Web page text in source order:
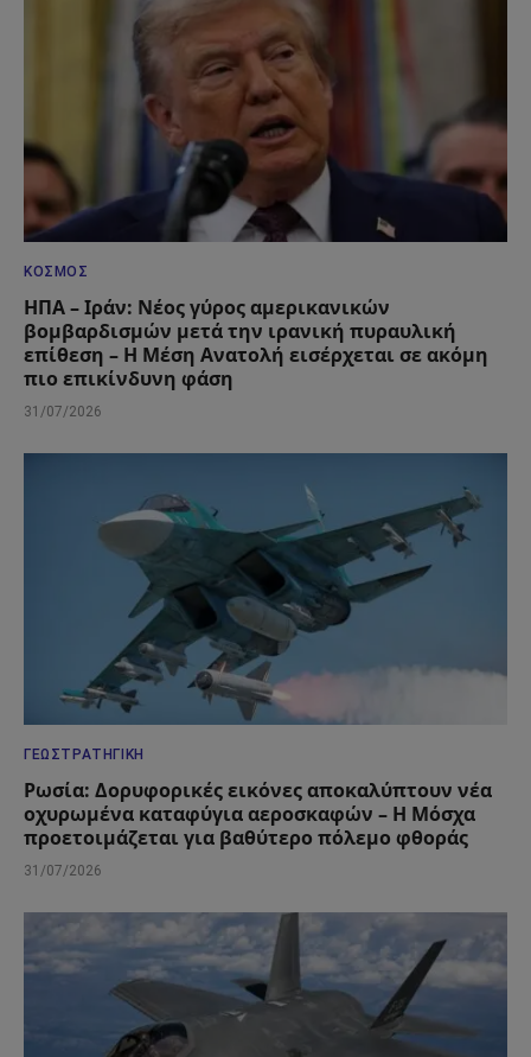
ΚΌΣΜΟΣ
ΗΠΑ – Ιράν: Νέος γύρος αμερικανικών
βομβαρδισμών μετά την ιρανική πυραυλική
επίθεση – Η Μέση Ανατολή εισέρχεται σε ακόμη
πιο επικίνδυνη φάση
31/07/2026
ΓΕΩΣΤΡΑΤΗΓΙΚΉ
Ρωσία: Δορυφορικές εικόνες αποκαλύπτουν νέα
οχυρωμένα καταφύγια αεροσκαφών – Η Μόσχα
προετοιμάζεται για βαθύτερο πόλεμο φθοράς
31/07/2026